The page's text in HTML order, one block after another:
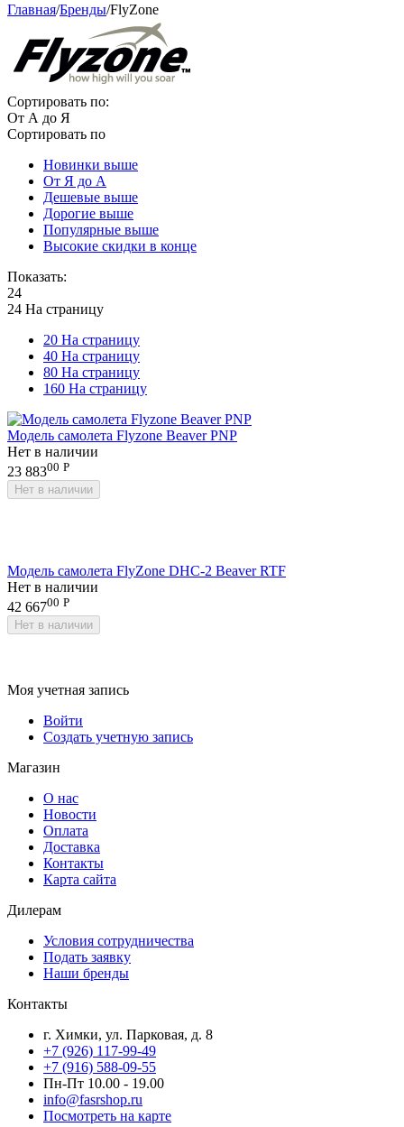
Главная/Бренды/FlyZone
Сортировать по:
От А до Я
Сортировать по
Новинки выше
От Я до А
Дешевые выше
Дорогие выше
Популярные выше
Высокие скидки в конце
Показать:
24
24 На страницу
20 На страницу
40 На страницу
80 На страницу
160 На страницу
Модель самолета Flyzone Beaver PNP
Нет в наличии
23 88300 Р
Нет в наличии
Модель самолета FlyZone DHC-2 Beaver RTF
Нет в наличии
42 66700 Р
Нет в наличии
Моя учетная запись
Войти
Создать учетную запись
Магазин
О нас
Новости
Оплата
Доставка
Контакты
Карта сайта
Дилерам
Условия сотрудничества
Подать заявку
Наши бренды
Контакты
г. Химки, ул. Парковая, д. 8
+7 (926) 117-99-49
+7 (916) 588-09-55
Пн-Пт 10.00 - 19.00
info@fasrshop.ru
Посмотреть на карте